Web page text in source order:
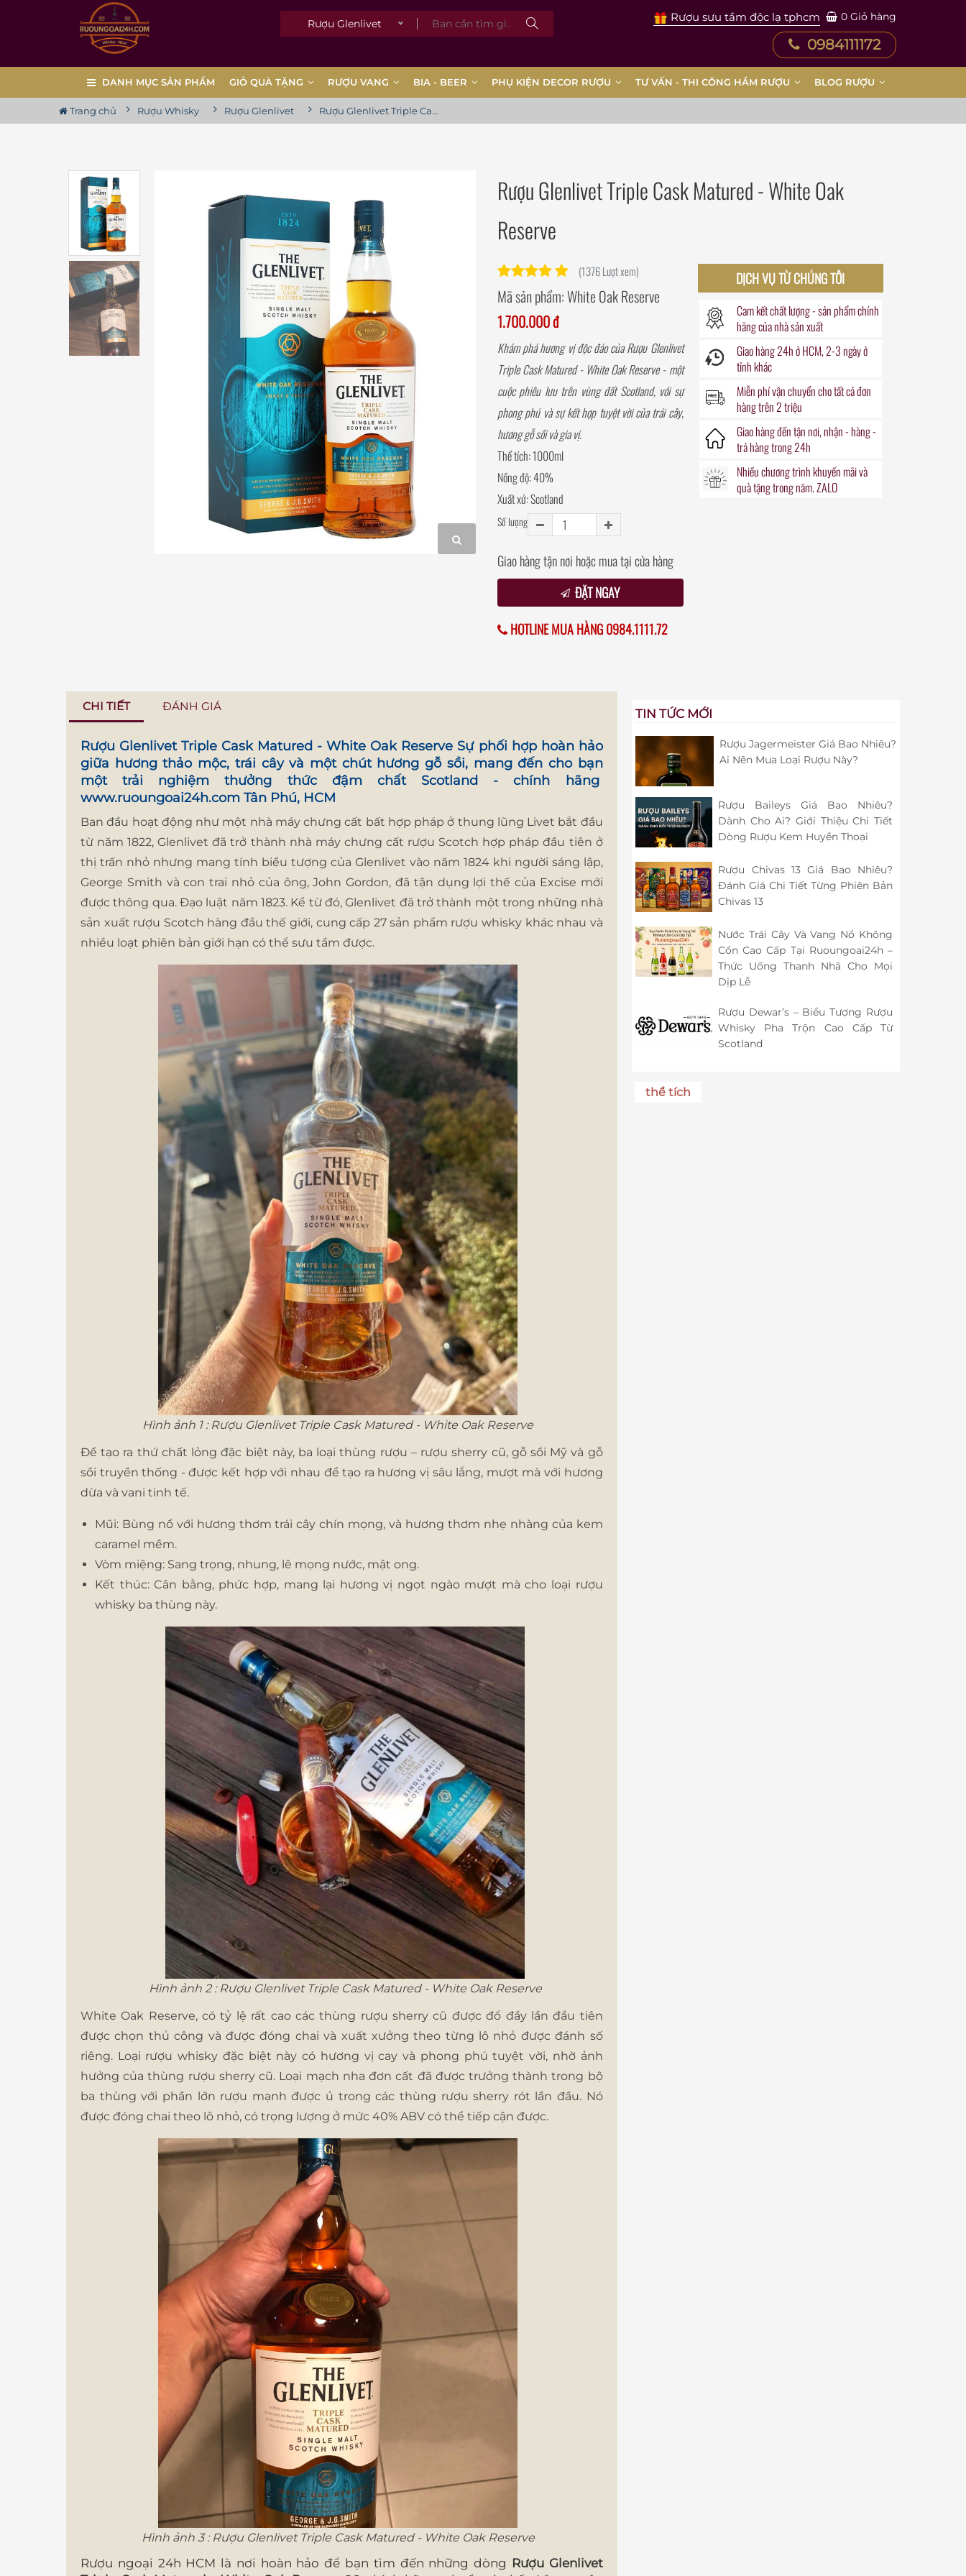
Rượu Glenlivet Rượu sưu tầm độc lạ tphcm 0 Giỏ hàng
0984111172
DANH MỤC SẢN PHẨM GIỎ QUÀ TẶNG RƯỢU VANG BIA - BEER PHỤ KIỆN DECOR RƯỢU TƯ VẤN - THI CÔNG HẦM RƯỢU BLOG RƯỢU
Trang chủ Rượu Whisky Rượu Glenlivet Rượu Glenlivet Triple Cask Matured - White Oak Reserve
Rượu Glenlivet Triple Cask Matured - White Oak
Reserve
(1376 Lượt xem)
Mã sản phẩm:White Oak Reserve
1.700.000 đ
Khám phá hương vị độc đáo của Rượu Glenlivet
Triple Cask Matured - White Oak Reserve - một
cuộc phiêu lưu trên vùng đất Scotland, với sự
phong phú và sự kết hợp tuyệt vời của trái cây,
hương gỗ sồi và gia vị.
Thể tích: 1000ml
Nồng độ: 40%
Xuất xứ: Scotland
Số lượng
Giao hàng tận nơi hoặc mua tại cửa hàng
ĐẶT NGAY
DỊCH VỤ TỪ CHÚNG TÔI
Cam kết chất lượng - sản phẩm chính
hãng của nhà sản xuất
Giao hàng24hở HCM, 2-3 ngày ở
tỉnh khác
Miễn phí vận chuyểncho tất cả đơn
hàng trên 2 triệu
Giao hàng đếntận nơi, nhận - hàng -
trả hàng trong24h
Nhiều chương trình khuyến mãivà
quà tặngtrong năm. ZALO
HOTLINE MUA HÀNG 0984.1111.72
CHI TIẾT ĐÁNH GIÁ
Rượu Glenlivet Triple Cask Matured - White Oak Reserve Sự phối hợp hoàn hảo
giữa hương thảo mộc, trái cây và một chút hương gỗ sồi, mang đến cho bạn
một trải nghiệm thưởng thức đậm chất Scotland - chính hãng
www.ruoungoai24h.com Tân Phú, HCM
Ban đầu hoạt động như một nhà máy chưng cất bất hợp pháp ở thung lũng Livet bắt đầu
từ năm 1822, Glenlivet đã trở thành nhà máy chưng cất rượu Scotch hợp pháp đầu tiên ở
thị trấn nhỏ nhưng mang tính biểu tượng của Glenlivet vào năm 1824 khi người sáng lập,
George Smith và con trai nhỏ của ông, John Gordon, đã tận dụng lợi thế của Excise mới
được thông qua. Đạo luật năm 1823. Kể từ đó, Glenlivet đã trở thành một trong những nhà
sản xuất rượu Scotch hàng đầu thế giới, cung cấp 27 sản phẩm rượu whisky khác nhau và
nhiều loạt phiên bản giới hạn có thể sưu tầm được.
Hình ảnh 1 : Rượu Glenlivet Triple Cask Matured - White Oak Reserve
Để tạo ra thứ chất lỏng đặc biệt này, ba loại thùng rượu – rượu sherry cũ, gỗ sồi Mỹ và gỗ
sồi truyền thống - được kết hợp với nhau để tạo ra hương vị sâu lắng, mượt mà với hương
dừa và vani tinh tế.
Mũi: Bùng nổ với hương thơm trái cây chín mọng, và hương thơm nhẹ nhàng của kem
caramel mềm.
Vòm miệng: Sang trọng, nhung, lê mọng nước, mật ong.
Kết thúc: Cân bằng, phức hợp, mang lại hương vị ngọt ngào mượt mà cho loại rượu
whisky ba thùng này.
Hình ảnh 2 : Rượu Glenlivet Triple Cask Matured - White Oak Reserve
White Oak Reserve, có tỷ lệ rất cao các thùng rượu sherry cũ được đổ đầy lần đầu tiên
được chọn thủ công và được đóng chai và xuất xưởng theo từng lô nhỏ được đánh số
riêng. Loại rượu whisky đặc biệt này có hương vị cay và phong phú tuyệt vời, nhờ ảnh
hưởng của thùng rượu sherry cũ. Loại mạch nha đơn cất đã được trưởng thành trong bộ
ba thùng với phần lớn rượu mạnh được ủ trong các thùng rượu sherry rót lần đầu. Nó
được đóng chai theo lô nhỏ, có trọng lượng ở mức 40% ABV có thể tiếp cận được.
Hình ảnh 3 : Rượu Glenlivet Triple Cask Matured - White Oak Reserve
Rượu ngoại 24h HCM là nơi hoàn hảo để bạn tìm đến những dòng Rượu Glenlivet
TIN TỨC MỚI
Rượu Jagermeister Giá Bao Nhiêu?
Ai Nên Mua Loại Rượu Này?
Rượu Baileys Giá Bao Nhiêu?
Dành Cho Ai? Giới Thiệu Chi Tiết
Dòng Rượu Kem Huyền Thoại
Rượu Chivas 13 Giá Bao Nhiêu?
Đánh Giá Chi Tiết Từng Phiên Bản
Chivas 13
Nước Trái Cây Và Vang Nổ Không
Cồn Cao Cấp Tại Ruoungoai24h –
Thức Uống Thanh Nhã Cho Mọi
Dịp Lễ
Rượu Dewar’s – Biểu Tượng Rượu
Whisky Pha Trộn Cao Cấp Từ
Scotland
thể tích